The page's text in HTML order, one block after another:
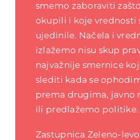
smemo zaboraviti
okupili i koje vrednosti
ujedinile. Načela i
izlažemo nisu skup
najvažnije smernice
slediti kada se
prema drugima, javno
ili predlažemo politike.
Zastupnica Zeleno-